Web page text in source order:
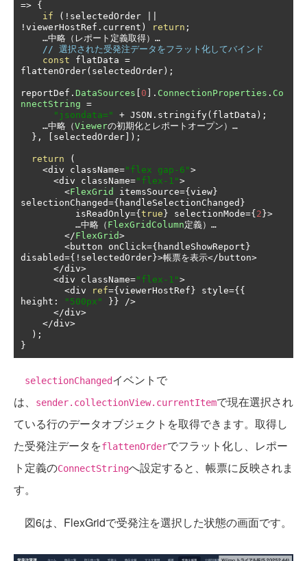
=> {
if
(! selectedOrder
! viewerHostRef . current ) return ;
…中略（レポート定義取得）…
// 選択された受発注データをフラット化してバインド
const flatData =
flattenOrder( selectedOrder );
reportDef . DataSources 0 ]. ConnectionProperties . Co
nnectString =
"jsondata="
+ JSON . stringify( flatData );
…中略（Viewerの初期化とレポートオープン）…
},
selectedOrder ]);
return
(
<div className="flex gap-6">
<div className="flex-1">
<FlexGrid itemsSource={ view }
selectionChanged={ handleSelectionChanged }
          isReadOnly
={ true } selectionMode={ 2 }>
…中略（ FlexGridColumn定義）…
</FlexGrid>
<button onClick={ handleShowReport }
disabled={! selectedOrder }>帳票を表示</ button>
</div>
<div className="flex-1">
<div ref={ viewerHostRef } style={{
height : "500px" }}
/>
</div>
</div>
);
}
selectionChangedイベントで
は、
sender.collectionView.currentItemで現在選択され
ている行のデータオブジェクトを取得できます。取得し
た受発注データをflattenOrderでフラット化し、レポー
ト定義のConnectStringへ設定すると、帳票に反映されま
す。
図6は、FlexGridで受発注を選択した状態の画面です。